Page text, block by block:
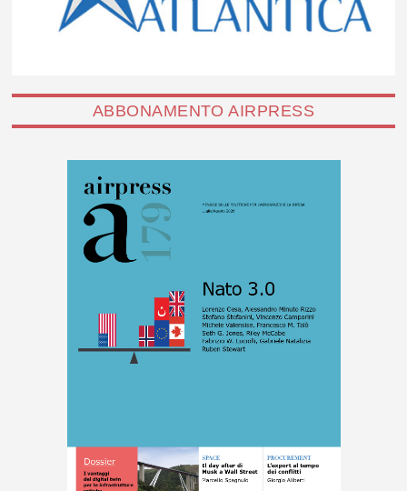
ABBONAMENTO AIRPRESS